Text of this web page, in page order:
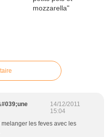
14/12/2011
15:04
les feves avec les